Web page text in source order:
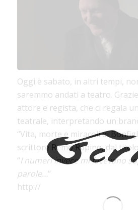
Oggi è sabato, in altri tempi,
saremmo andati a teatro.
attore e regista, che ci regala
teatrale, interpretando un
“Vita, morte e miracoli di
scrittore Remo Rapino, dal titolo
“I numeri invece mi facevano
parole…“
http://